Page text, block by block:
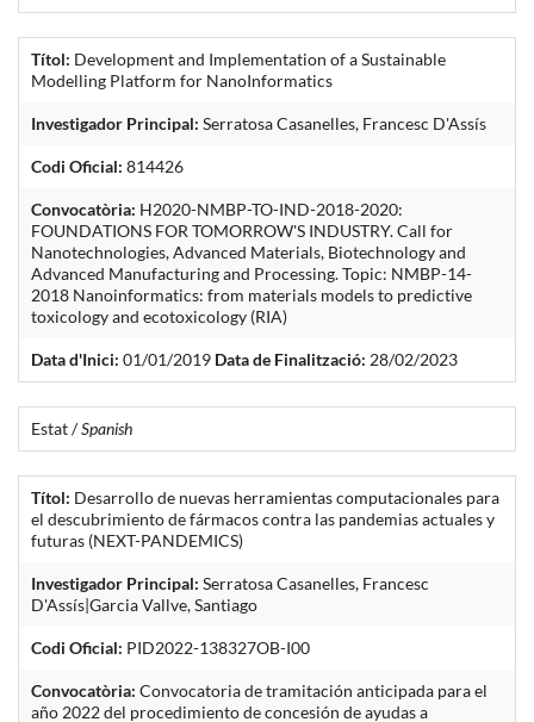
Títol: Development and Implementation of a Sustainable
Modelling Platform for NanoInformatics
Investigador Principal: Serratosa Casanelles, Francesc D'Assís
Codi Oficial: 814426
Convocatòria: H2020-NMBP-TO-IND-2018-2020:
FOUNDATIONS FOR TOMORROW'S INDUSTRY. Call for
Nanotechnologies, Advanced Materials, Biotechnology and
Advanced Manufacturing and Processing. Topic: NMBP-14-
2018 Nanoinformatics: from materials models to predictive
toxicology and ecotoxicology (RIA)
Data d'Inici: 01/01/2019 Data de Finalització: 28/02/2023
Estat /Spanish
Títol: Desarrollo de nuevas herramientas computacionales para
el descubrimiento de fármacos contra las pandemias actuales y
futuras (NEXT-PANDEMICS)
Investigador Principal: Serratosa Casanelles, Francesc
D'Assís|Garcia Vallve, Santiago
Codi Oficial: PID2022-138327OB-I00
Convocatòria: Convocatoria de tramitación anticipada para el
año 2022 del procedimiento de concesión de ayudas a